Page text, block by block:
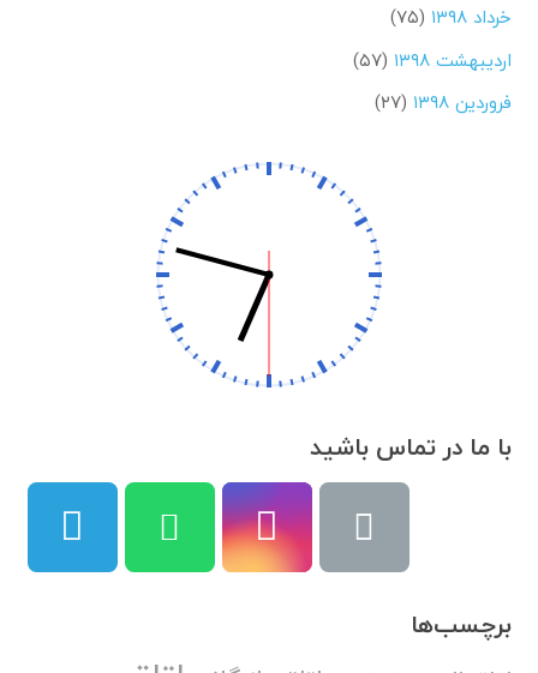
خرداد ۱۳۹۸
(۷۵)
اردیبهشت ۱۳۹۸
(۵۷)
فروردین ۱۳۹۸
(۲۷)
با ما در تماس باشید
برچسب‌ها